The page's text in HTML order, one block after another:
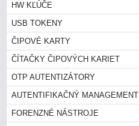
HW KĽÚČE
USB TOKENY
ČIPOVÉ KARTY
ČÍTAČKY ČIPOVÝCH KARIET
OTP AUTENTIZÁTORY
AUTENTIFIKAČNÝ MANAGEMENT
FORENZNÉ NÁSTROJE